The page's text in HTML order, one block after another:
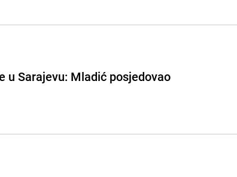
u Sarajevu: Mladić posjedovao